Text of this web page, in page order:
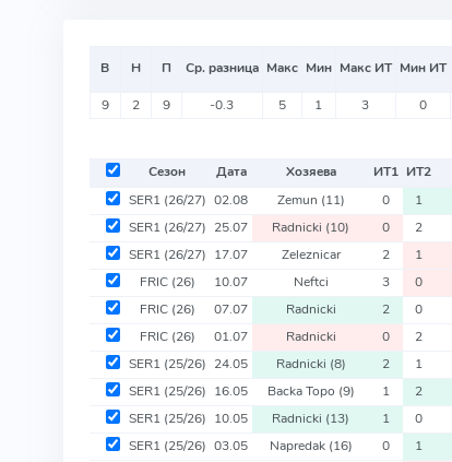
В Н П Ср. разница Макс Мин Макс ИТ Мин ИТ
9 2 9 -0.3 5 1 3 0
Сезон Дата Хозяева ИТ1 ИТ2
SER1 (26/27) 02.08 Zemun (11) 0 1
SER1 (26/27) 25.07 Radnicki (10) 0 2
SER1 (26/27) 17.07 Zeleznicar 2 1
FRIC (26) 10.07 Neftci 3 0
FRIC (26) 07.07 Radnicki 2 0
FRIC (26) 01.07 Radnicki 0 2
SER1 (25/26) 24.05 Radnicki (8) 2 1
SER1 (25/26) 16.05 Backa Topo (9) 1 2
SER1 (25/26) 10.05 Radnicki (13) 1 0
SER1 (25/26) 03.05 Napredak (16) 0 1